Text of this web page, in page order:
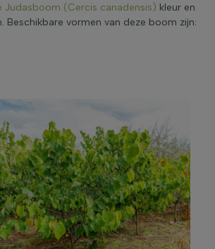
Judasboom (Cercis canadensis) kleur en
Beschikbare vormen van deze boom zijn: